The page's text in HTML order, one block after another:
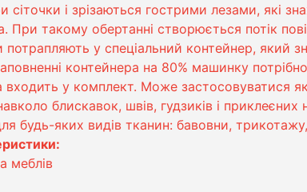
і зрізаються гострими лезами, які
такому обертанні створюється потік
у спеціальний контейнер, який
контейнера на 80% машинку потрібно
у комплект. Може застосовуватися як
блискавок, швів, гудзиків і приклеєних
будь-яких видів тканин: бавовни,
меблів